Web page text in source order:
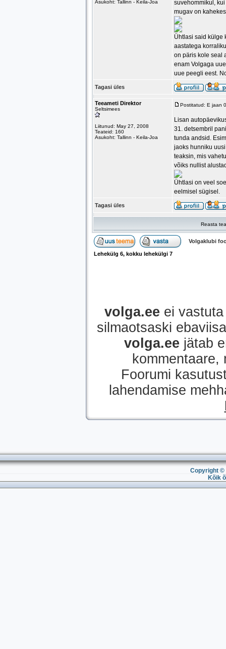
Asukoht: Tallinn - Keila-Joa
suvehommikul,
mugav on
Ühtlasi said külge
aastatega
on päris kole seal
enam Volgaga
uue peegli eest.
Tagasi üles
Teeameti Direktor
Seltsimees
Liitunud: May 27, 2008
Teateid: 160
Asukoht: Tallinn - Keila-Joa
Postitatud: E jaan
Lisan
31. detsembril
tunda andsid.
jaoks hunniku
teaksin, mis
võiks nullist
Ühtlasi on veel
eelmisel sügisel.
Tagasi üles
Reasta
Volgaklubi
Lehekülg 6, kokku lehekülgi 7
volga.ee ei
silmaotsaski
volga.ee jätab
Foorumi
lahendamise
Copyright ©
Kõik